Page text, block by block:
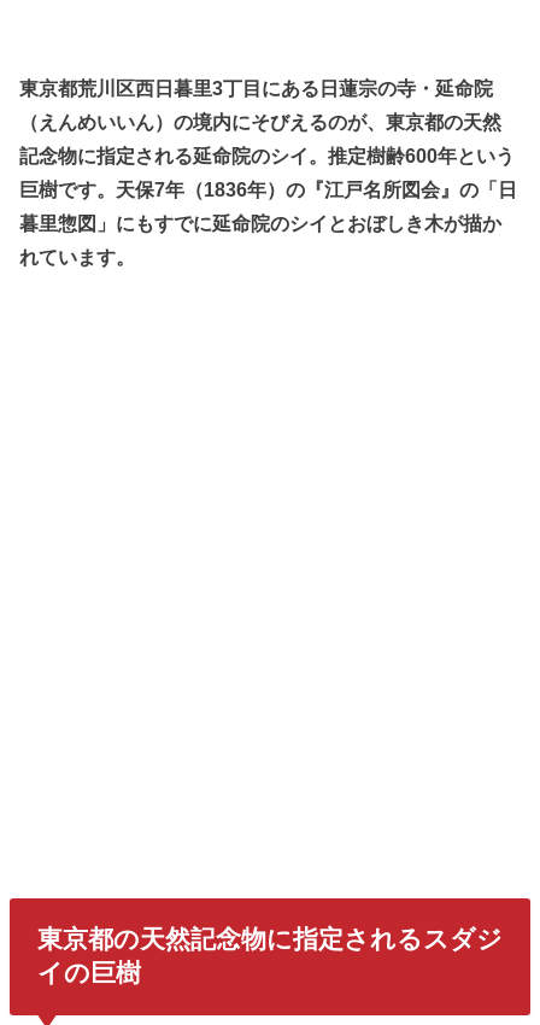
東京都荒川区西日暮里3丁目にある日蓮宗の寺・延命院
（えんめいいん）の境内にそびえるのが、東京都の天然
記念物に指定される延命院のシイ。推定樹齢600年という
巨樹です。天保7年（1836年）の『江戸名所図会』の「日
暮里惣図」にもすでに延命院のシイとおぼしき木が描か
れています。
東京都の天然記念物に指定されるスダジ
イの巨樹